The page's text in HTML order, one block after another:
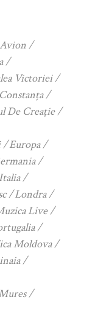
Victoriei
Constanța
De Creație
Europa
Italia
Londra
Live
Moldova